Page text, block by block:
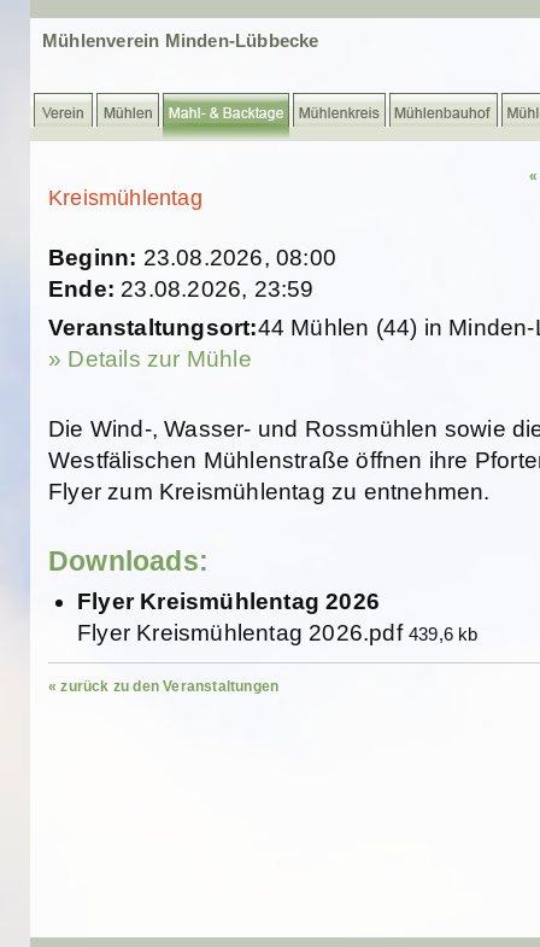
Mühlenverein Minden-Lübbecke
Kreismühlentag
Beginn: 23.08.2026, 08:00
Ende: 23.08.2026, 23:59
Veranstaltungsort:44 Mühlen (44) in
» Details zur Mühle
Die Wind-, Wasser- und Rossmühlen sowie
Westfälischen Mühlenstraße öffnen ihre
Flyer zum Kreismühlentag zu entnehmen.
Downloads:
Flyer Kreismühlentag 2026
Flyer Kreismühlentag 2026.pdf 439,6 kb
« zurück zu den Veranstaltungen